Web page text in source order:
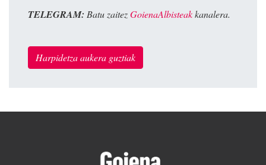
TELEGRAM: Batu zaitezGoienaAlbisteakkanalera.
Harpidetza aukera guztiak